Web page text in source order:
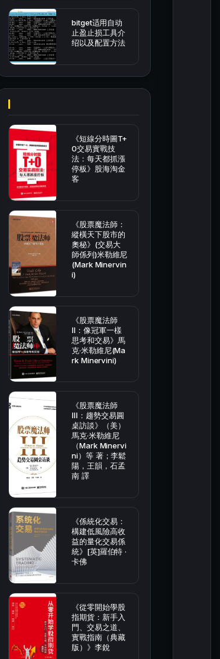
bitget适用自动
止盈止损工具介
绍以及配置方法
《短線分時圖T+
0交易實戰技
法：每天都抓漲
停板》股海淘金
客
《股票魔法師：
縱橫天下股市的
奧秘》(交易大
師係列)米勒維尼
(Mark Minervin
i)
《股票魔法師
Ⅱ：像冠軍一樣
思考和交易》馬
克·米勒維尼(Ma
rk Minervini)
《股票魔法師
Ⅲ：趨勢交易圓
桌訪談》（美）
馬克·米勒維尼
（Mark Minervi
ni）等 著；李鬆
陽，王韻，石孟
南 譯
《係統化交易：
構建低風險高收
益的量化交易係
統》[英]羅伯特 ·
卡佛
《從零開始學股
指期貨：新手入
門、交易之道、
實戰指南（典藏
版）》李銳